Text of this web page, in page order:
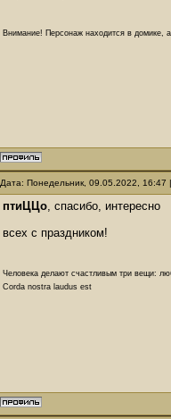
Внимание! Персонаж находится в домике,
Дата: Понедельник, 09.05.2022,
птиЦЦо, спасибо, интересно
всех с праздником!
Человека делают счастливым три вещи:
Corda nostra laudus est